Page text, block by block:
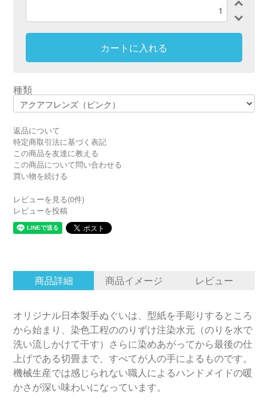
カートに入れる
種類
返品について
特定商取引法に基づく表記
この商品を友達に教える
この商品について問い合わせる
買い物を続ける
レビューを見る(0件)
レビューを投稿
商品詳細 商品イメージ レビュー
オリジナル日本製手ぬぐいは、型紙を手彫りするところ
から始まり、染色工程ののりずけ注染水元（のりを水で
洗い流しかけて干す）さらに染めあがってから最後の仕
上げである切畳まで、すべてが人の手によるものです。
機械生産では感じられない職人によるハンドメイドの暖
かさが深い味わいになっています。